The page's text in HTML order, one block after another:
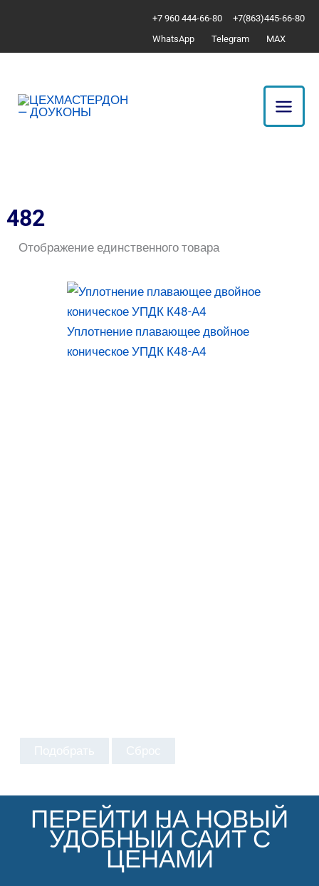
содержимому
+7 960 444-66-80
+7(863)445-66-80
WhatsApp
Telegram MAX
482
Отображение единственного товара
Уплотнение плавающее двойное
коническое УПДК К48-А4
ПЕРЕЙТИ НА НОВЫЙ
УДОБНЫЙ САЙТ С
ЦЕНАМИ